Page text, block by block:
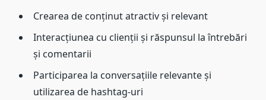
Crearea de conținut atractiv și relevant
Interacțiunea cu clienții și răspunsul la întrebări
și comentarii
Participarea la conversațiile relevante și
utilizarea de hashtag-uri